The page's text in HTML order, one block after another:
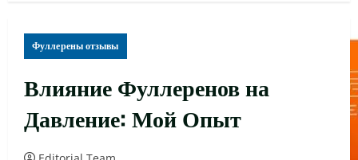
Фуллерены отзывы
Влияние Фуллеренов на
Давление: Мой Опыт